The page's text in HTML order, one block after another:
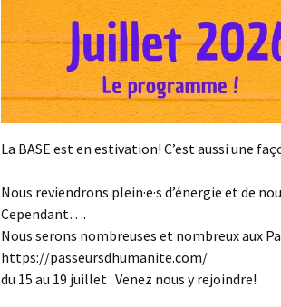
La BASE est en estivation! C’est aussi une
Nous reviendrons plein·e·s d’énergie et de
Cependant….
Nous serons nombreuses et nombreux aux
https://passeursdhumanite.com/
du 15 au 19 juillet . Venez nous y rejoindre!